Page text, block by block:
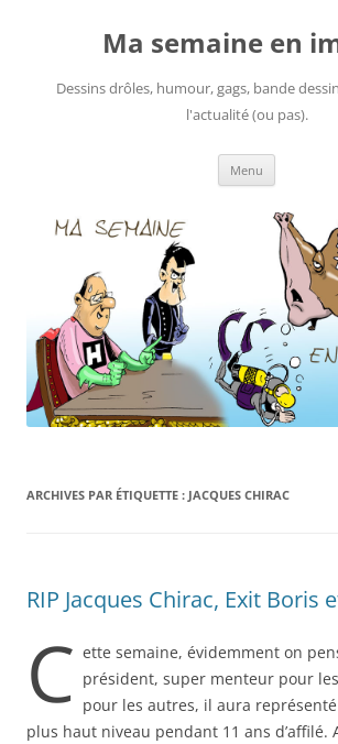
Ma semaine en
Dessins drôles, humour, gags, bande
l'actualité (ou pas).
Menu
ARCHIVES PAR ÉTIQUETTE : JACQUES CHIRAC
RIP Jacques Chirac, Exit Boris
C ette semaine, évidemment on
président, super menteur pour
pour les autres, il aura
plus haut niveau pendant 11 ans d’affilé.